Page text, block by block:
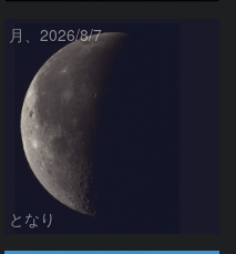
月、2026/8/7
となり